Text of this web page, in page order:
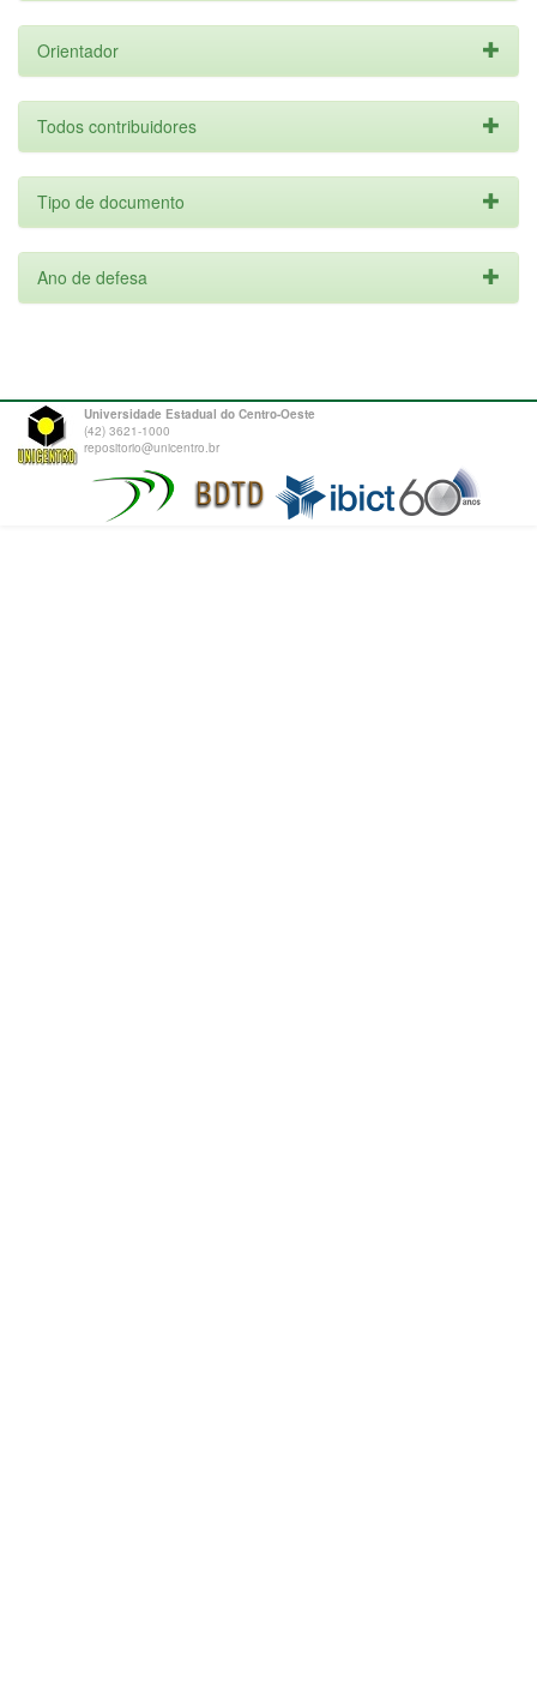
Orientador
Todos contribuidores
Tipo de documento
Ano de defesa
Universidade Estadual do Centro-Oeste
(42) 3621-1000
repositorio@unicentro.br